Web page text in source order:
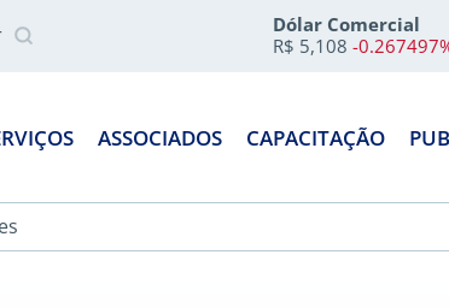
Dólar Comercial
R$ 5,108 -
ASSOCIADOS CAPACITAÇÃO